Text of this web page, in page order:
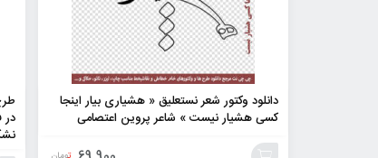
دانلود وکتور شعر نستعلیق « هشیاری بیار اینجا
کسی هشیار نیست » شاعر پروین اعتصامی
در